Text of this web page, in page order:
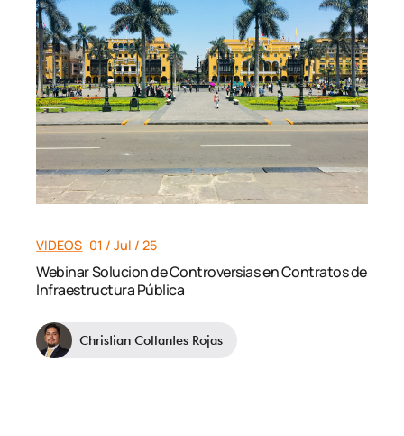
VIDEOS 01 / Jul / 25
Webinar Solucion de Controversias en Contratos de
Infraestructura Pública
Christian Collantes Rojas